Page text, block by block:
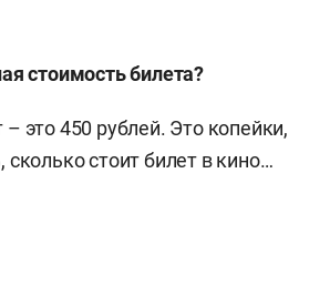
стоимость билета?
это 450 рублей. Это копейки,
сколько стоит билет в кино…